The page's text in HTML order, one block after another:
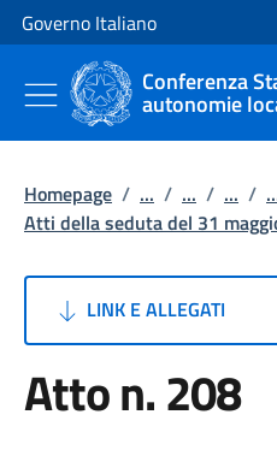
Vai al contenuto
Vai alla navigazione del sito
Governo Italiano
Conferenza
autonomie
Homepage / ... / ... / ... /
Atti della seduta del 31
LINK E ALLEGATI
Atto n. 208